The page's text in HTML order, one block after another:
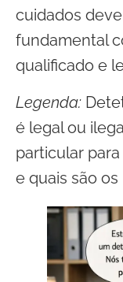
cuidados
fundamental
qualificado e
Legenda:
é legal ou
particular
e quais são